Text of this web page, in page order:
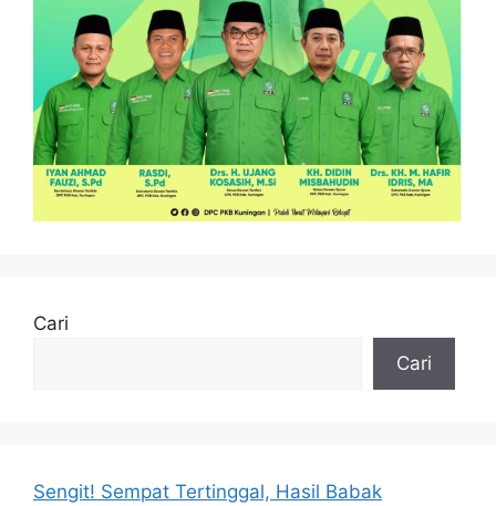
Cari
Cari
Sengit! Sempat Tertinggal, Hasil Babak